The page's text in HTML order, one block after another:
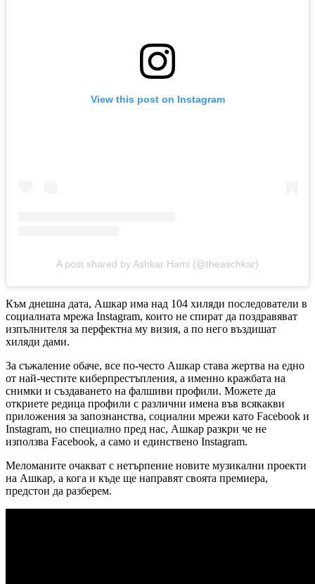
View this post on Instagram
A post shared by Ashkar Hami (@theaschkar)
Към днешна дата, Ашкар има над 104 хиляди последователи в
социалната мрежа Instagram, които не спират да поздравяват
изпълнителя за перфектна му визия, а по него въздишат
хиляди дами.
За съжаление обаче, все по-често Ашкар става жертва на едно
от най-честите киберпрестъпления, а именно кражбата на
снимки и създаването на фалшиви профили. Можете да
откриете редица профили с различни имена във всякакви
приложения за запознанства, социални мрежи като Facebook и
Instagram, но специално пред нас, Ашкар разкри че не
използва Facebook, а само и единствено Instagram.
Меломаните очакват с нетърпение новите музикални проекти
на Ашкар, а кога и къде ще направят своята премиера,
предстои да разберем.